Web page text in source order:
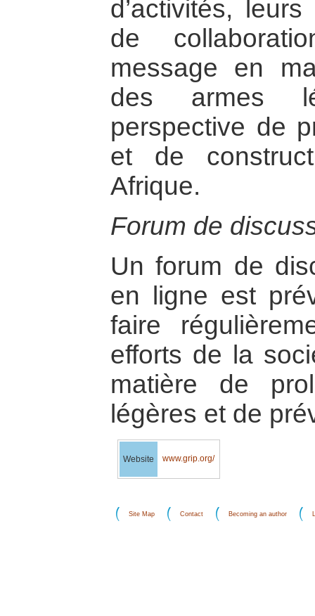
d’activités,
de
message en
des armes
perspective de
et de
Afrique.
Forum de
Un forum de
en ligne est
faire
efforts de la
matière de
légères et de
Website www.grip.org/
Site Map Contact Becoming an author